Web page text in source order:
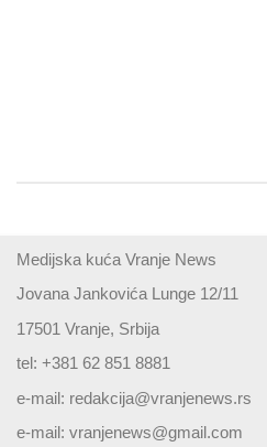
Medijska kuća Vranje News
Jovana Jankovića Lunge 12/11
17501 Vranje, Srbija
tel: +381 62 851 8881
e-mail: redakcija@vranjenews.rs
e-mail: vranjenews@gmail.com